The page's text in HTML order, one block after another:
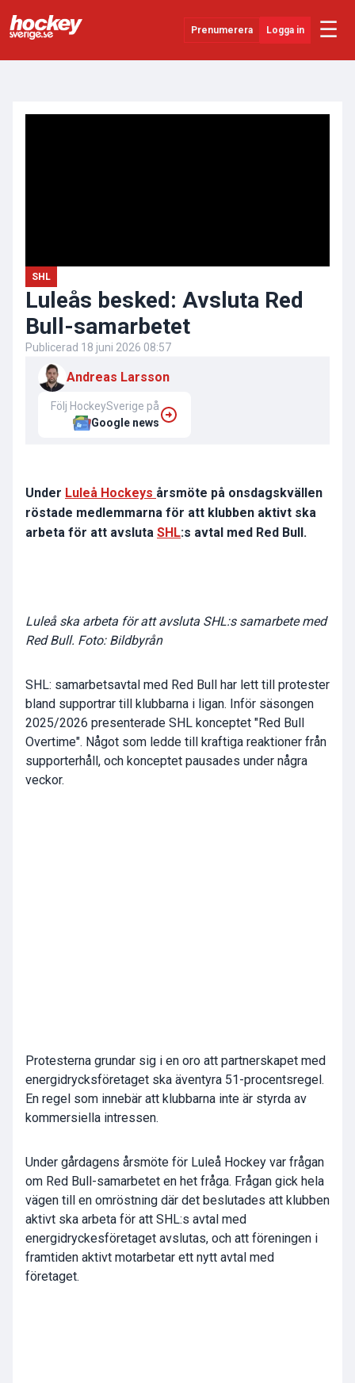
Prenumerera Logga in ☰
SHL
Luleås besked: Avsluta Red
Bull-samarbetet
Publicerad 18 juni 2026 08:57
Andreas Larsson
Följ HockeySverige på
Google news
Under Luleå Hockeys årsmöte på onsdagskvällen
röstade medlemmarna för att klubben aktivt ska
arbeta för att avsluta SHL:s avtal med Red Bull.
Luleå ska arbeta för att avsluta SHL:s samarbete med
Red Bull. Foto: Bildbyrån
SHL: samarbetsavtal med Red Bull har lett till protester
bland supportrar till klubbarna i ligan. Inför säsongen
2025/2026 presenterade SHL konceptet "Red Bull
Overtime". Något som ledde till kraftiga reaktioner från
supporterhåll, och konceptet pausades under några
veckor.
Protesterna grundar sig i en oro att partnerskapet med
energidrycksföretaget ska äventyra 51-procentsregel.
En regel som innebär att klubbarna inte är styrda av
kommersiella intressen.
Under gårdagens årsmöte för Luleå Hockey var frågan
om Red Bull-samarbetet en het fråga. Frågan gick hela
vägen till en omröstning där det beslutades att klubben
aktivt ska arbeta för att SHL:s avtal med
energidryckesföretaget avslutas, och att föreningen i
framtiden aktivt motarbetar ett nytt avtal med
företaget.